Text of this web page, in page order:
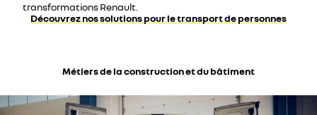
transformations Renault.
Découvrez nos solutions pour le transport de personnes
Métiers de la construction et du bâtiment